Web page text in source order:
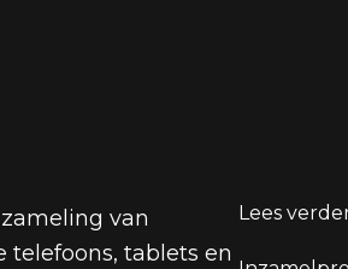
van
telefoons, tablets en
Lees